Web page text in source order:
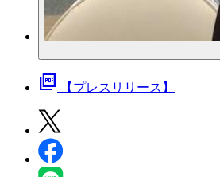
picture_as_pdf 【プレスリリース】